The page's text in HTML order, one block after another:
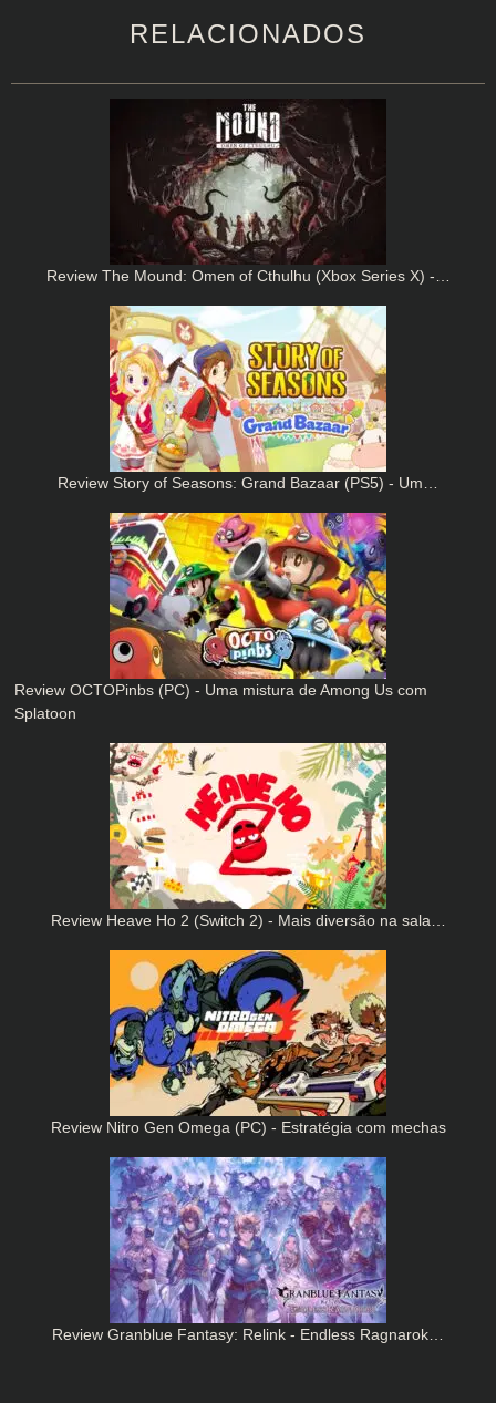
RELACIONADOS
Review The Mound: Omen of Cthulhu (Xbox Series X) -…
Review Story of Seasons: Grand Bazaar (PS5) - Um…
Review OCTOPinbs (PC) - Uma mistura de Among Us com
Splatoon
Review Heave Ho 2 (Switch 2) - Mais diversão na sala…
Review Nitro Gen Omega (PC) - Estratégia com mechas
Review Granblue Fantasy: Relink - Endless Ragnarok…